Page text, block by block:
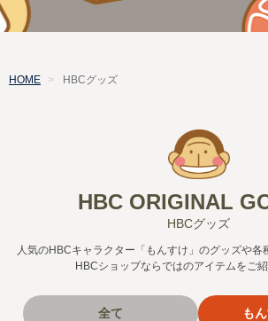
HOME HBCグッズ
HBC ORIGINAL
HBCグッズ
人気のHBCキャラクター「もんすけ」のグッズや各
HBCショップならではのアイテムをご紹
全て も